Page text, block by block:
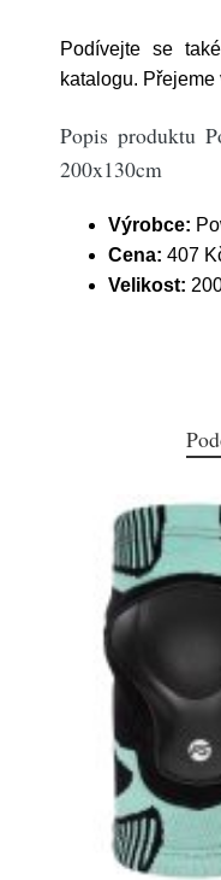
Podívejte se
katalogu.
Popis produktu
200x130cm
Výrobce:
Cena: 407
Velikost: